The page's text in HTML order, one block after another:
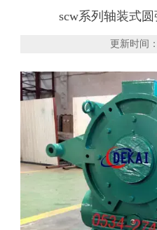
scw系列轴装式
更新时间